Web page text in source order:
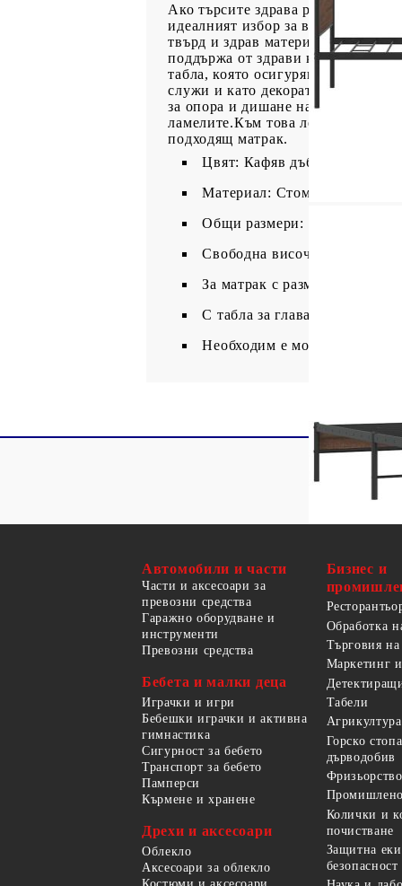
Ако търсите здрава рамка за
идеалният избор за вас! Здрава
твърд и здрав материал, който
поддържа от здрави крака,
табла, която осигурява отлична
служи и като декоративен
за опора и дишане на вашия
ламелите.Към това легло не е
подходящ матрак.
Цвят: Кафяв дъб
Материал: Стомана,
Общи размери: 196 x 95 x
Свободна височина под
За матрак с размери: 90 x
С табла за глава
Необходим е монтаж
Автомобили и части
Части и аксесоари за
превозни средства
Гаражно оборудване и
инструменти
Превозни средства
Бебета и малки деца
Играчки и игри
Бебешки играчки и активна
гимнастика
Сигурност за бебето
Транспорт за бебето
Памперси
Кърмене и хранене
Дрехи и аксесоари
Облекло
Аксесоари за облекло
Бизнес и
Обработка
Търговия
Маркетинг
Табели
Агрикултура
Горско
дърводобив
Колички и
почистване
Защитна